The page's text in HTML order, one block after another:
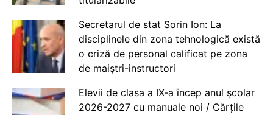
Secretarul de stat Sorin Ion: La
disciplinele din zona tehnologică există
o criză de personal calificat pe zona
de maiștri-instructori
Elevii de clasa a IX-a încep anul școlar
2026-2027 cu manuale noi / Cărțile